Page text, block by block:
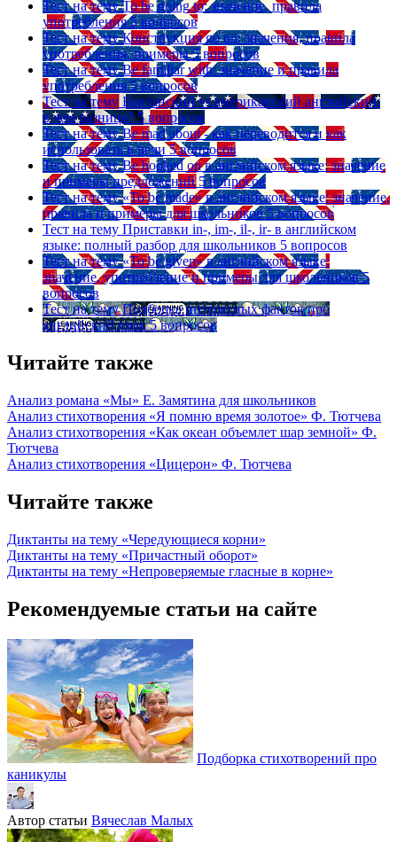
Тест на тему To be going to: значение, правила
употребления 5 вопросов
Тест на тему Конструкция go on: значения, правила
употребления, примеры 5 вопросов
Тест на тему Be familiar with: значение и правила
употребления 5 вопросов
Тест на тему Британский vs американский английский:
в чем разница? 5 вопросов
Тест на тему Be mad about - как переводится и как
использовать в речи 5 вопросов
Тест на тему Be hooked on в английском языке: значение
и примеры предложений 5 вопросов
Тест на тему «To be made» в английском языке: значение,
правила и примеры для школьников 5 вопросов
Тест на тему Приставки in-, im-, il-, ir- в английском
языке: полный разбор для школьников 5 вопросов
Тест на тему «To be given» в английском языке:
значение, употребление и примеры для школьников 5
вопросов
Тест на тему Подборка интересных фактов про
английский язык 5 вопросов
Читайте также
Анализ романа «Мы» Е. Замятина для школьников
Анализ стихотворения «Я помню время золотое» Ф. Тютчева
Анализ стихотворения «Как океан объемлет шар земной» Ф.
Тютчева
Анализ стихотворения «Цицерон» Ф. Тютчева
Читайте также
Диктанты на тему «Чередующиеся корни»
Диктанты на тему «Причастный оборот»
Диктанты на тему «Непроверяемые гласные в корне»
Рекомендуемые статьи на сайте
Подборка стихотворений про
каникулы
Автор статьи Вячеслав Малых